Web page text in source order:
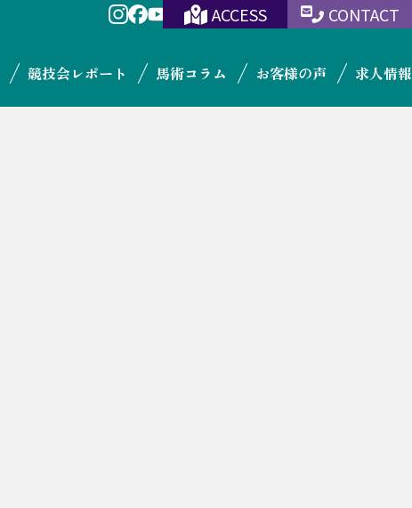
競技会レポート 馬術コラム お客様の声 求人情報
ACCESS CONTACT